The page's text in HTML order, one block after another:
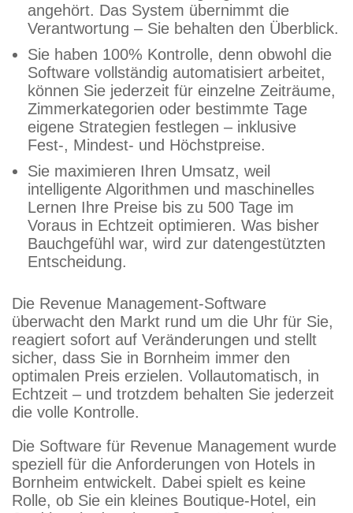
angehört. Das System übernimmt die
Verantwortung – Sie behalten den Überblick.
Sie haben 100% Kontrolle, denn obwohl die
Software vollständig automatisiert arbeitet,
können Sie jederzeit für einzelne Zeiträume,
Zimmerkategorien oder bestimmte Tage
eigene Strategien festlegen – inklusive
Fest-, Mindest- und Höchstpreise.
Sie maximieren Ihren Umsatz, weil
intelligente Algorithmen und maschinelles
Lernen Ihre Preise bis zu 500 Tage im
Voraus in Echtzeit optimieren. Was bisher
Bauchgefühl war, wird zur datengestützten
Entscheidung.
Die Revenue Management-Software
überwacht den Markt rund um die Uhr für Sie,
reagiert sofort auf Veränderungen und stellt
sicher, dass Sie in Bornheim immer den
optimalen Preis erzielen. Vollautomatisch, in
Echtzeit – und trotzdem behalten Sie jederzeit
die volle Kontrolle.
Die Software für Revenue Management wurde
speziell für die Anforderungen von Hotels in
Bornheim entwickelt. Dabei spielt es keine
Rolle, ob Sie ein kleines Boutique-Hotel, ein